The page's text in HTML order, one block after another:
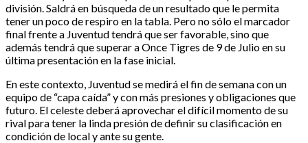
división. Saldrá en búsqueda de un resultado que le permita
tener un poco de respiro en la tabla. Pero no sólo el marcador
final frente a Juventud tendrá que ser favorable, sino que
además tendrá que superar a Once Tigres de 9 de Julio en su
última presentación en la fase inicial.
En este contexto, Juventud se medirá el fin de semana con un
equipo de “capa caída” y con más presiones y obligaciones que
futuro. El celeste deberá aprovechar el difícil momento de su
rival para tener la linda presión de definir su clasificación en
condición de local y ante su gente.